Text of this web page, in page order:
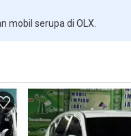
mobil serupa di OLX.